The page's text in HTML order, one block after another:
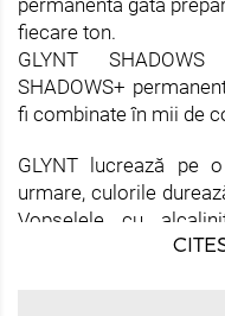
permanentă gata
fiecare ton.
GLYNT
SHADOWS+
fi combinate în mii de
GLYNT lucrează pe
urmare, culorile
Vopselele cu
strălucire uimitoare.
• Toleranță